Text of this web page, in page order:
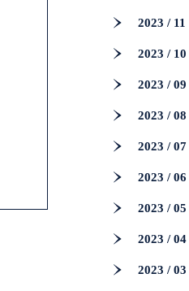
2023 / 11
2023 / 10
2023 / 09
2023 / 08
2023 / 07
2023 / 06
2023 / 05
2023 / 04
2023 / 03